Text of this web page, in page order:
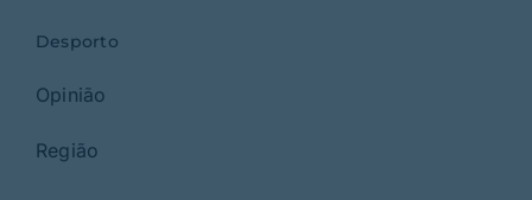
Desporto
Opinião
Região